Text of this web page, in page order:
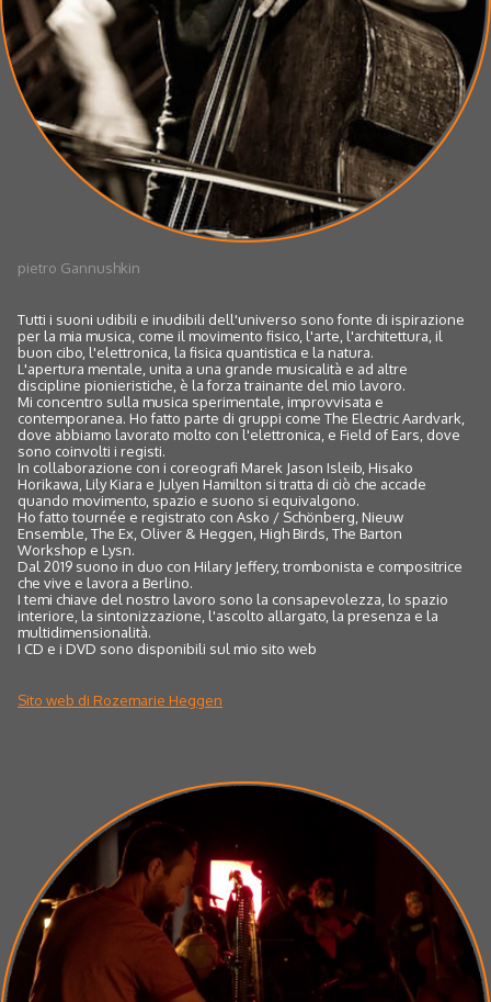
pietro Gannushkin
Tutti i suoni udibili e inudibili dell'universo sono fonte di ispirazione
per la mia musica, come il movimento fisico, l'arte, l'architettura, il
buon cibo, l'elettronica, la fisica quantistica e la natura.
L'apertura mentale, unita a una grande musicalità e ad altre
discipline pionieristiche, è la forza trainante del mio lavoro.
Mi concentro sulla musica sperimentale, improvvisata e
contemporanea. Ho fatto parte di gruppi come The Electric Aardvark,
dove abbiamo lavorato molto con l'elettronica, e Field of Ears, dove
sono coinvolti i registi.
In collaborazione con i coreografi Marek Jason Isleib, Hisako
Horikawa, Lily Kiara e Julyen Hamilton si tratta di ciò che accade
quando movimento, spazio e suono si equivalgono.
Ho fatto tournée e registrato con Asko / Schönberg, Nieuw
Ensemble, The Ex, Oliver & Heggen, High Birds, The Barton
Workshop e Lysn.
Dal 2019 suono in duo con Hilary Jeffery, trombonista e compositrice
che vive e lavora a Berlino.
I temi chiave del nostro lavoro sono la consapevolezza, lo spazio
interiore, la sintonizzazione, l'ascolto allargato, la presenza e la
multidimensionalità.
I CD e i DVD sono disponibili sul mio sito web
Sito web di Rozemarie Heggen